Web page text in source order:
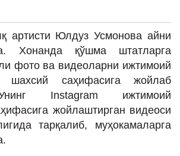
артисти Юлдуз Усмонова айни
Хонанда қўшма штатларга
фото ва видеоларни ижтимоий
шахсий саҳифасига жойлаб
Instagram ижтимоий
жойлаштирган видеоси
тарқалиб, муҳокамаларга